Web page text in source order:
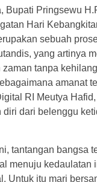
Bupati Pringsewu
Hari
sebuah
yang artinya
tanpa
amanat
RI Meutya
diri dari belenggu
tantangan bangsa
menuju kedaulatan
Untuk itu mari